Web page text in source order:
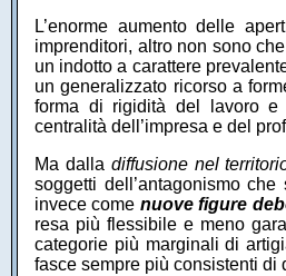
L’enorme aumento delle
imprenditori, altro non sono
un indotto a carattere
un generalizzato ricorso a
forma di rigidità del lavoro e
centralità dell’impresa e del
Ma dalla diffusione nel
soggetti dell’antagonismo
invece come nuove figure
resa più flessibile e meno
categorie più marginali di
fasce sempre più consistenti di